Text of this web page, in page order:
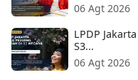
06 Agt 2026
LPDP
S3...
06 Agt 2026